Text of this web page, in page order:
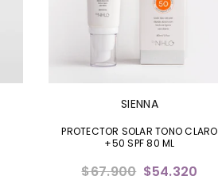
SIENNA
PROTECTOR SOLAR TONO CLARO
+50 SPF 80 ML
Precio
$67.900 $54.320